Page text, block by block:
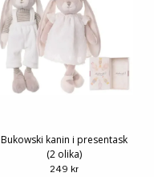
Bukowski kanin i presentask
(2 olika)
249 kr